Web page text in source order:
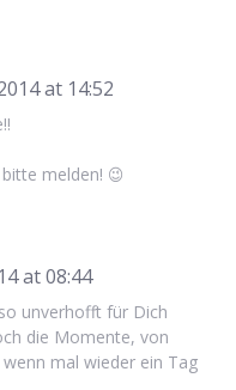
at 14:52
melden! 😉
at 08:44
unverhofft für Dich
die Momente, von
mal wieder ein Tag